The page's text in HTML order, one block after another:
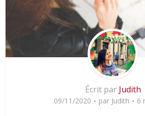
Écrit par Judith
09/11/2020 par Judith 6